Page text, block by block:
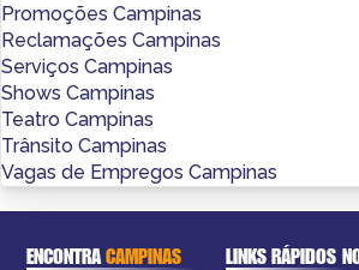
Promoções Campinas
Reclamações Campinas
Serviços Campinas
Shows Campinas
Teatro Campinas
Trânsito Campinas
Vagas de Empregos Campinas
ENCONTRACAMPINAS LINKS RÁPIDOS